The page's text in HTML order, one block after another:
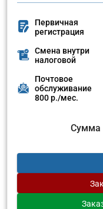
Первичная
регистрация
Смена внутри
налоговой
Почтовое
обслуживание
800 р./мес.
Сумма